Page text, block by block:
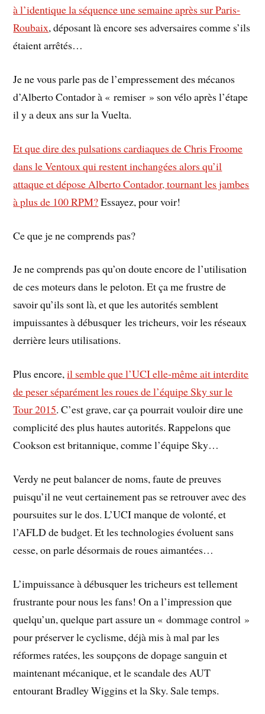
à l’identique la séquence une semaine après sur Paris-
Roubaix, déposant là encore ses adversaires comme s’ils
étaient arrêtés…
Je ne vous parle pas de l’empressement des mécanos
d’Alberto Contador à « remiser » son vélo après l’étape
il y a deux ans sur la Vuelta.
Et que dire des pulsations cardiaques de Chris Froome
dans le Ventoux qui restent inchangées alors qu’il
attaque et dépose Alberto Contador, tournant les jambes
à plus de 100 RPM?Essayez, pour voir!
Ce que je ne comprends pas?
Je ne comprends pas qu’on doute encore de l’utilisation
de ces moteurs dans le peloton. Et ça me frustre de
savoir qu’ils sont là, et que les autorités semblent
impuissantes à débusquer les tricheurs, voir les réseaux
derrière leurs utilisations.
Plus encore,il semble que l’UCI elle-même ait interdite
de peser séparément les roues de l’équipe Sky sur le
Tour 2015. C’est grave, car ça pourrait vouloir dire une
complicité des plus hautes autorités. Rappelons que
Cookson est britannique, comme l’équipe Sky…
Verdy ne peut balancer de noms, faute de preuves
puisqu’il ne veut certainement pas se retrouver avec des
poursuites sur le dos. L’UCI manque de volonté, et
l’AFLD de budget. Et les technologies évoluent sans
cesse, on parle désormais de roues aimantées…
L’impuissance à débusquer les tricheurs est tellement
frustrante pour nous les fans! On a l’impression que
quelqu’un, quelque part assure un « dommage control »
pour préserver le cyclisme, déjà mis à mal par les
réformes ratées, les soupçons de dopage sanguin et
maintenant mécanique, et le scandale des AUT
entourant Bradley Wiggins et la Sky. Sale temps.